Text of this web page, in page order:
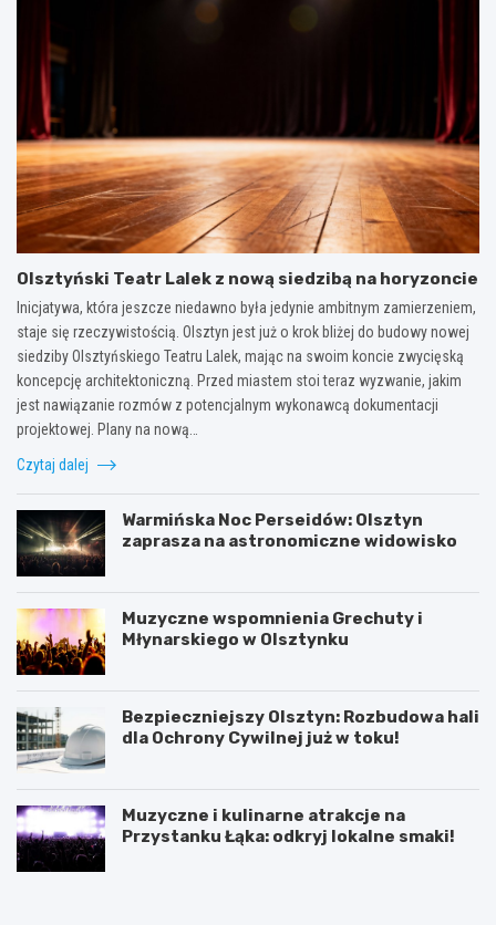
Olsztyński Teatr Lalek z nową siedzibą na horyzoncie
Inicjatywa, która jeszcze niedawno była jedynie ambitnym zamierzeniem,
staje się rzeczywistością. Olsztyn jest już o krok bliżej do budowy nowej
siedziby Olsztyńskiego Teatru Lalek, mając na swoim koncie zwycięską
koncepcję architektoniczną. Przed miastem stoi teraz wyzwanie, jakim
jest nawiązanie rozmów z potencjalnym wykonawcą dokumentacji
projektowej. Plany na nową…
Czytaj dalej
Warmińska Noc Perseidów: Olsztyn
zaprasza na astronomiczne widowisko
Muzyczne wspomnienia Grechuty i
Młynarskiego w Olsztynku
Bezpieczniejszy Olsztyn: Rozbudowa hali
dla Ochrony Cywilnej już w toku!
Muzyczne i kulinarne atrakcje na
Przystanku Łąka: odkryj lokalne smaki!